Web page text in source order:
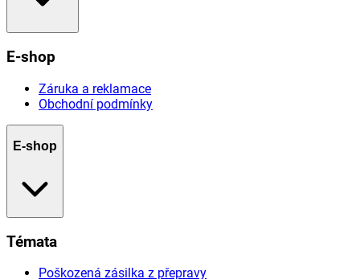
E-shop
Záruka a reklamace
Obchodní podmínky
E-shop
Témata
Poškozená zásilka z přepravy